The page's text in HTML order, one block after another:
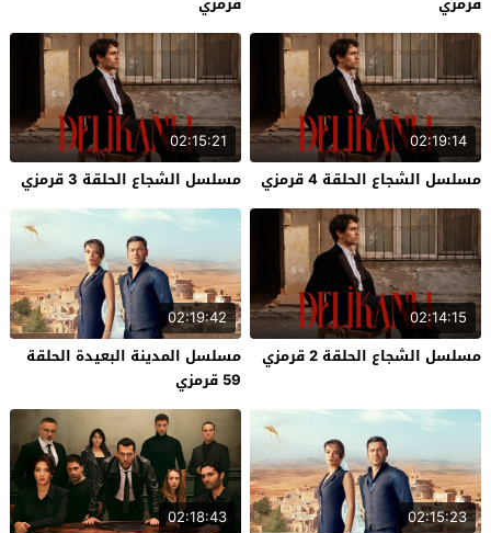
02:19:14
مسلسل الشجاع الحلقة 4 قرمزي
02:15:21
مسلسل الشجاع الحلقة 3 قرمزي
02:14:15
مسلسل الشجاع الحلقة 2 قرمزي
02:19:42
مسلسل المدينة البعيدة الحلقة
59 قرمزي
02:15:23
02:18:43